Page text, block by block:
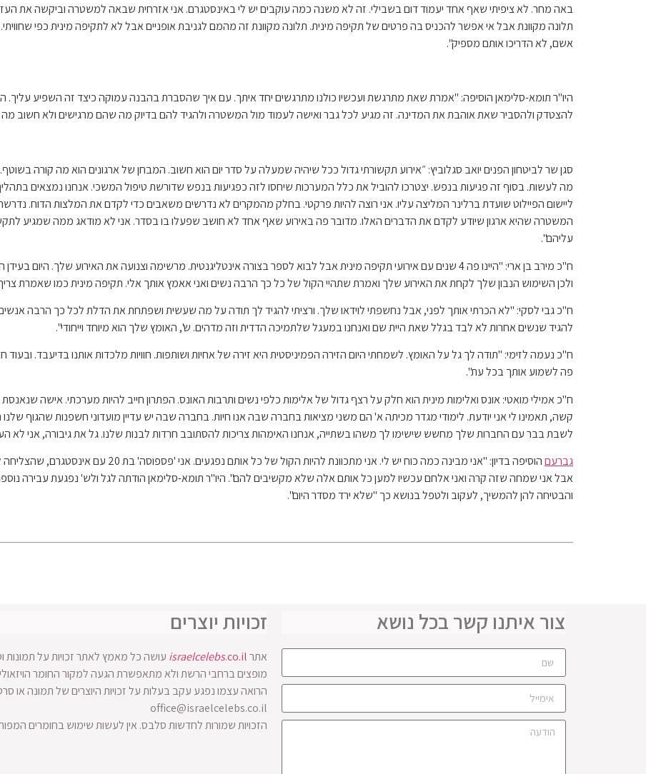
באה מחר. לא ציפיתי שאף אחד יעמוד דום בשבילי. זה לא משנה כמה עוקבים יש לי באינסטגרם. אני אזרחית שבאה למשטרה וביקשה את
תלונה מקוונת אבל אי אפשר להכניס בה פרטים של תקיפה מינית. תלונה מקוונת זה מהמם לגניבת אופניים אבל לא לתקיפה מינית כפי
אשם, לא הדריכו אותם מספיק".
היו"ר תומא-סלימאן הוסיפה: "אמרת שאת מתרגשת ועכשיו כולנו מתרגשים יחד איתך. עם איך שהסברת בהבנה עמוקה כיצד זה השפיע עליך.
להצטדק ולהסביר שאת אוהבת את המדינה. זה מגיע לכל גבר ואישה לעמוד מול המשטרה ולהגיד להם בדיוק מה שהם מרגישים ולא חשוב מה
סגן שר לביטחון הפנים יואב סגלוביץ: ״אירוע תקשורתי גדול ככל שיהיה שמעלה על סדר יום הוא חשוב. המבחן של ארגונים הוא מה קורה
מה לעשות. בסוף זה פגיעות בנפש. יצטרכו להוביל את כלל המערכות שיחסו לזה כפגיעות בנפש שדורשת טיפול המשכי. אנחנו נמצאים
ליישום הפיילוט שועדת ברלינר המליצה עליו. אני רוצה להיות פרקטי. בחלק מהמקרים לא נדרשים משאבים כדי לקדם את המלצות הדוח.
המשטרה שהיא ארגון שיודע לקדם את הדברים האלו. מדובר פה באירוע שאף אחד לא חושב שפעלו בו בסדר. אני לא מודאג ממה שמגיע
עליהם".
ח"כ מירב בן ארי: "היינו פה 4 שנים עם אירועי תקיפה מינית אבל לבוא לספר בצורה אינטליגנטית. מרשימה וצנועה את האירוע
ולכן השימוש הנבון שלך לקחת את האירוע שלך ואמרת שתהיי הקול של כל כך הרבה נשים ואני אאמץ אותך אלי. תקיפה מינית כמו שאמרת צריך
ח"כ גבי לסקי: "לא הכרתי אותך לפני, אבל נחשפתי לוידאו שלך. ורציתי להגיד לך תודה על מה שעשית ושפתחת את הדלת לכל כך הרבה
להגיד שנשים אחרות לא לבד בגלל שאת היית שם ואנחנו במעגל שלתמיכה הדדית וזה מדהים. ש', האומץ שלך הוא מיוחד וייחודי".
ח"כ נעמה לזימי: "תודה לך גל על האומץ. לשמחתי היום הזירה הפמיניסטית היא זירה של אחיות ושותפות. חוויות מלכדות אותנו בדיעבד.
פה לשמוע אותך בכל עת".
ח"כ אמילי מואטי: אונס ואלימות מינית הוא חלק על רצף גדול של אלימות כלפי נשים ותרבות האונס. הפתרון חייב להיות מערכתי. אישה
קשה, תאמינו לי אני יודעת. לימודי מגדר מכיתה א' הם משני מציאות בחברה שבה אנו חיות. בחברה שבה יש עדיין מועדוני חשפנות שהגוף
לשבת בבר עם החברות שלך מחשש שישימו לך משהו בשתייה, אנחנו האימהות צריכות להסתובב חרדות לבנות שלנו. גל את גיבורה, אני לא
גברעם
הוסיפה בדיון: "אני מבינה כמה כוח יש לי. אני
אבל אני שמחה שזה קרה ואני אלחם עכשיו למען כל אותם אלה שלא מקשיבים להם". היו"ר תומא-סלימאן הודתה לגל ולש' נפגעת עבירה
והבטיחה להן להמשיך, לעקוב ולטפל בנושא כך "שלא ירד מסדר היום".
צור איתנו קשר בכל נושא זכויות יוצרים
אתר israelcelebs.co.il
עושה כל מאמץ לאתר זכויות על תמונות
הרואה עצמו נפגע עקב בעלות על זכויות היוצרים של תמונה או
office@israelcelebs.co.il
הזכויות שמורות לחדשות סלבס. אין לעשות שימוש בחומרים